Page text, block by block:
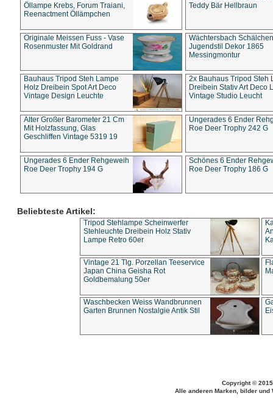
Öllampe Krebs, Forum Traiani,
Reenactment Öllämpchen
Teddy Bär Hellbraun
Originale Meissen Fuss - Vase
Rosenmuster Mit Goldrand
Wächtersbach Schälchen
Jugendstil Dekor 1865
Messingmontur
Bauhaus Tripod Steh Lampe
Holz Dreibein Spot Art Deco
Vintage Design Leuchte
2x Bauhaus Tripod Steh
Dreibein Stativ Art Deco
Vintage Studio Leucht
Alter Großer Barometer 21 Cm
Mit Holzfassung, Glas
Geschliffen Vintage 5319 19
Ungerades 6 Ender
Roe Deer Trophy 242 G
Ungerades 6 Ender Rehgeweih
Roe Deer Trophy 194 G
Schönes 6 Ender
Roe Deer Trophy 186 G
Beliebteste Artikel:
Tripod Stehlampe Scheinwerfer
Stehleuchte Dreibein Holz Stativ
Lampe Retro 60er
Vintage 21 Tlg. Porzellan Teeservice
Japan China Geisha Rot
Goldbemalung 50er
Waschbecken Weiss Wandbrunnen
Garten Brunnen Nostalgie Antik Stil
Copyright ©
Alle anderen Marken, bilder und